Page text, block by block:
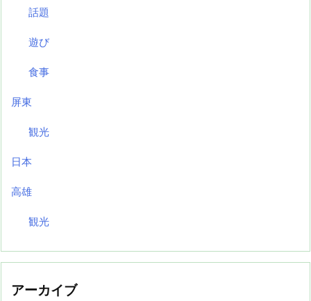
話題
遊び
食事
屏東
観光
日本
高雄
観光
アーカイブ